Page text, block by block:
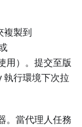
複製到
用）。提交至版
行環境下次拉
。當代理人任務